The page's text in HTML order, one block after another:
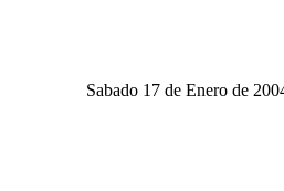
Sabado 17 de Enero de